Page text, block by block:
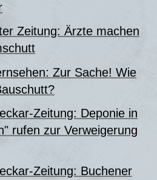
Zeitung: Ärzte machen
Zur Sache! Wie
Zeitung: Deponie in
rufen zur Verweigerung
Zeitung: Buchener